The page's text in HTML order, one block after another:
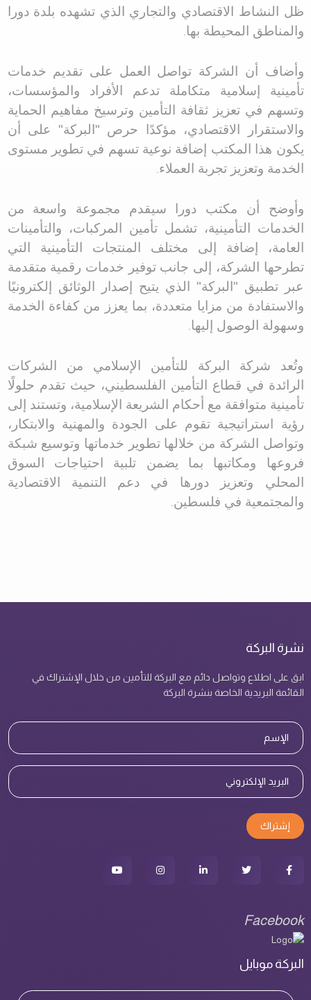
ظل النشاط الاقتصادي والتجاري الذي تشهده بلدة دورا
والمناطق المحيطة بها.
وأضاف أن الشركة تواصل العمل على تقديم خدمات
تأمينية إسلامية متكاملة تدعم الأفراد والمؤسسات،
وتسهم في تعزيز ثقافة التأمين وترسيخ مفاهيم الحماية
والاستقرار الاقتصادي، مؤكدًا حرص "البركة" على أن
يكون هذا المكتب إضافة نوعية تسهم في تطوير مستوى
الخدمة وتعزيز تجربة العملاء.
وأوضح أن مكتب دورا سيقدم مجموعة واسعة من
الخدمات التأمينية، تشمل تأمين المركبات، والتأمينات
العامة، إضافة إلى مختلف المنتجات التأمينية التي
تطرحها الشركة، إلى جانب توفير خدمات رقمية متقدمة
عبر تطبيق "البركة" الذي يتيح إصدار الوثائق إلكترونيًا
والاستفادة من مزايا متعددة، بما يعزز من كفاءة الخدمة
وسهولة الوصول إليها.
وتُعد شركة البركة للتأمين الإسلامي من الشركات
الرائدة في قطاع التأمين الفلسطيني، حيث تقدم حلولًا
تأمينية متوافقة مع أحكام الشريعة الإسلامية، وتستند إلى
رؤية استراتيجية تقوم على الجودة والمهنية والابتكار،
وتواصل الشركة من خلالها تطوير خدماتها وتوسيع شبكة
فروعها ومكاتبها بما يضمن تلبية احتياجات السوق
المحلي وتعزيز دورها في دعم التنمية الاقتصادية
والمجتمعية في فلسطين.
نشرة البركة
ابق على اطلاع وتواصل دائم مع البركة للتأمين من خلال الإشتراك في
القائمة البريدية الخاصة بنشرة البركة
إشتراك
Facebook
البركة موبايل